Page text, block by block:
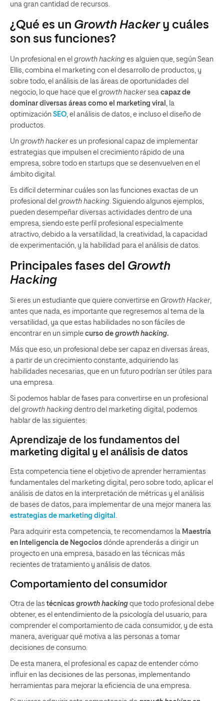
una gran cantidad de recursos.
¿Qué es un Growth Hackery cuáles
son sus funciones?
Un profesional en el growth hacking es alguien que, según Sean
Ellis, combina el marketing con el desarrollo de productos, y
sobre todo, el análisis de las áreas de oportunidades del
negocio, lo que hace que el growth hackersea capaz de
dominar diversas áreas como el marketing viral
, la
optimización SEO , el análisis de datos, e incluso el diseño de
productos.
Un growth hackeres un profesional capaz de implementar
estrategias que impulsen el crecimiento rápido de una
empresa, sobre todo en startups que se desenvuelven en el
ámbito digital.
Es difícil determinar cuáles son las funciones exactas de un
profesional del growth hacking . Siguiendo algunos ejemplos,
pueden desempeñar diversas actividades dentro de una
empresa, siendo este perfil profesional especialmente
atractivo, debido a la versatilidad, la creatividad, la capacidad
de experimentación, y la habilidad para el análisis de datos.
Principales fases del Growth
Hacking
Si eres un estudiante que quiere convertirse en Growth Hacker,
antes que nada, es importante que regresemos al tema de la
versatilidad, ya que estas habilidades no son fáciles de
encontrar en un simple curso de growth hacking.
Más que eso, un profesional debe ser capaz en diversas áreas,
a partir de un crecimiento constante, adquiriendo las
habilidades necesarias, que en un futuro podrían ser útiles para
una empresa.
Si podemos hablar de fases para convertirse en un profesional
del growth hacking dentro del marketing digital, podemos
hablar de las siguientes:
Aprendizaje de los fundamentos del
marketing digital y el análisis de datos
Esta competencia tiene el objetivo de aprender herramientas
fundamentales del marketing digital, pero sobre todo, aplicar el
análisis de datos en la interpretación de métricas y el análisis
de bases de datos, para implementar de una mejor manera las
estrategias de marketing digital
Para adquirir esta competencia, te recomendamos la Maestría
en Inteligencia de Negocios dónde aprenderás a dirigir un
proyecto en una empresa, basado en las técnicas más
recientes de tratamiento y análisis de datos.
Comportamiento del consumidor
Otra de las técnicas growth hacking que todo profesional debe
obtener, es el entendimiento de la psicología del usuario, para
comprender el comportamiento de cada consumidor, y de esta
manera, averiguar qué motiva a las personas a tomar
decisiones de consumo.
De esta manera, el profesional es capaz de entender cómo
influir en las decisiones de las personas, implementando
herramientas para mejorar la eficiencia de una empresa.